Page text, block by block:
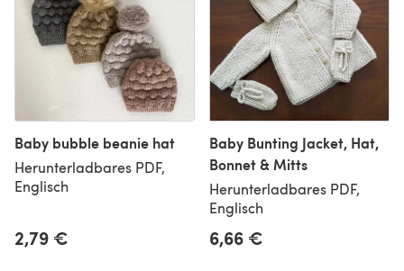
Baby bubble beanie hat
Herunterladbares PDF,
Englisch
2,79 €
Baby Bunting Jacket, Hat,
Bonnet & Mitts
Herunterladbares PDF,
Englisch
6,66 €